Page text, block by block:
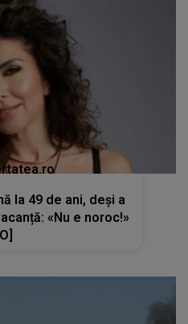
la 49 de ani, deși a
«Nu e noroc!»